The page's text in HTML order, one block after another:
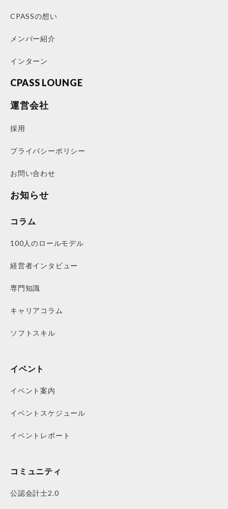
CPASSの想い
メンバー紹介
インターン
CPASS LOUNGE
運営会社
採用
プライバシーポリシー
お問い合わせ
お知らせ
コラム
100人のロールモデル
経営者インタビュー
専門知識
キャリアコラム
ソフトスキル
イベント
イベント案内
イベントスケジュール
イベントレポート
コミュニティ
公認会計士2.0